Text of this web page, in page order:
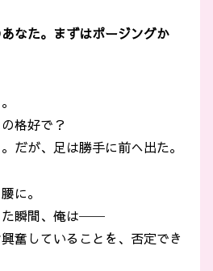
なた。まずはポージングか
格好で？
だが、足は勝手に前へ出た。
に。
た瞬間、俺は──
奮していることを、否定でき